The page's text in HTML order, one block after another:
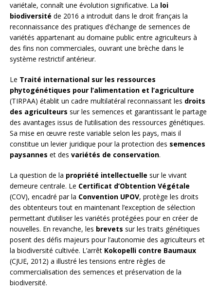
variétale, connaît une évolution significative. La loi
biodiversité de 2016 a introduit dans le droit français la
reconnaissance des pratiques d’échange de semences de
variétés appartenant au domaine public entre agriculteurs à
des fins non commerciales, ouvrant une brèche dans le
système restrictif antérieur.
Le Traité international sur les ressources
phytogénétiques pour l’alimentation et l’agriculture
(TIRPAA) établit un cadre multilatéral reconnaissant les droits
des agriculteurs sur les semences et garantissant le partage
des avantages issus de l’utilisation des ressources génétiques.
Sa mise en œuvre reste variable selon les pays, mais il
constitue un levier juridique pour la protection des semences
paysannes et des variétés de conservation.
La question de la propriété intellectuelle sur le vivant
demeure centrale. Le Certificat d’Obtention Végétale
(COV), encadré par la Convention UPOV, protège les droits
des obtenteurs tout en maintenant l’exception de sélection
permettant d’utiliser les variétés protégées pour en créer de
nouvelles. En revanche, les brevets sur les traits génétiques
posent des défis majeurs pour l’autonomie des agriculteurs et
la biodiversité cultivée. L’arrêt Kokopelli contre Baumaux
(CJUE, 2012) a illustré les tensions entre règles de
commercialisation des semences et préservation de la
biodiversité.